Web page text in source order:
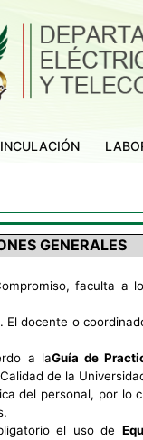
GENERALES
faculta a
. El docente o
a laGuía de
de la
del personal, por
el uso de